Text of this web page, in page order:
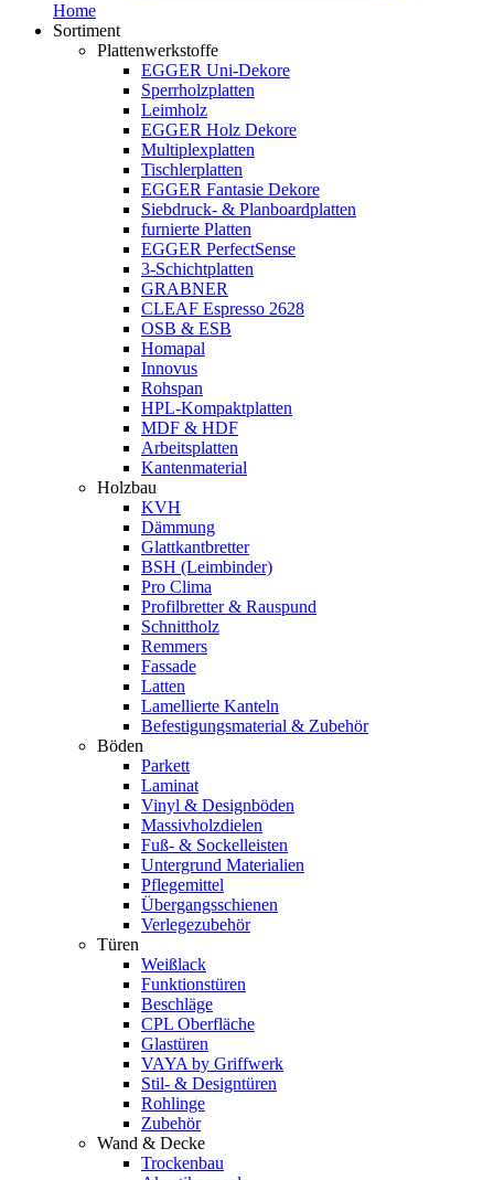
Home
Sortiment
Plattenwerkstoffe
EGGER Uni-Dekore
Sperrholzplatten
Leimholz
EGGER Holz Dekore
Multiplexplatten
Tischlerplatten
EGGER Fantasie Dekore
Siebdruck- & Planboardplatten
furnierte Platten
EGGER PerfectSense
3-Schichtplatten
GRABNER
CLEAF Espresso 2628
OSB & ESB
Homapal
Innovus
Rohspan
HPL-Kompaktplatten
MDF & HDF
Arbeitsplatten
Kantenmaterial
Holzbau
KVH
Dämmung
Glattkantbretter
BSH (Leimbinder)
Pro Clima
Profilbretter & Rauspund
Schnittholz
Remmers
Fassade
Latten
Lamellierte Kanteln
Befestigungsmaterial & Zubehör
Böden
Parkett
Laminat
Vinyl & Designböden
Massivholzdielen
Fuß- & Sockelleisten
Untergrund Materialien
Pflegemittel
Übergangsschienen
Verlegezubehör
Türen
Weißlack
Funktionstüren
Beschläge
CPL Oberfläche
Glastüren
VAYA by Griffwerk
Stil- & Designtüren
Rohlinge
Zubehör
Wand & Decke
Trockenbau